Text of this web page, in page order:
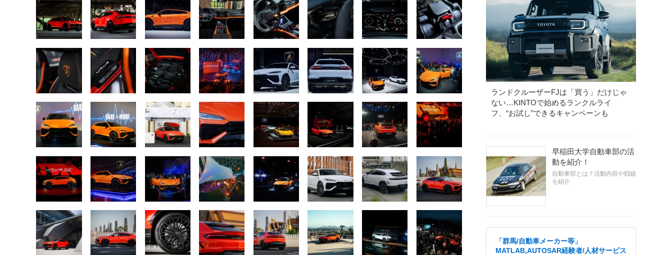
ランドクルーザーFJは「買う」だけじゃ
ない…KINTOで始めるランクルライ
フ、“お試し”できるキャンペーンも
早稲田大学自動車部の活
動を紹介！
自動車部とは？活動内容や戦績
を紹介
「群馬/自動車メーカー等」
MATLAB,AUTOSAR経験者/人材サービス